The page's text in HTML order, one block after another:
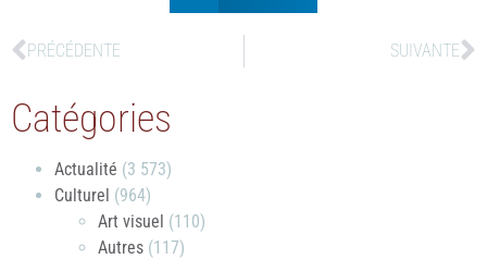
PRÉCÉDENTE SUIVANTE
Catégories
Actualité (3 573)
Culturel (964)
Art visuel (110)
Autres (117)